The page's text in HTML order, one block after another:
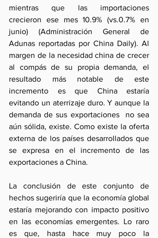
mientras que las importaciones
crecieron ese mes 10.9% (vs.0.7% en
junio) (Administración General de
Adunas reportadas por China Daily). Al
margen de la necesidad china de crecer
al compás de su propia demanda, el
resultado más notable de este
incremento es que China estaría
evitando un aterrizaje duro. Y aunque la
demanda de sus exportaciones  no sea
aún sólida, existe. Como existe la oferta
externa de los países desarrollados que
se expresa en el incremento de las
exportaciones a China.
La conclusión de este conjunto de
hechos sugeriría que la economía global
estaría mejorando con impacto positivo
en las economías emergentes. Lo raro
es que, hasta hace muy poco la